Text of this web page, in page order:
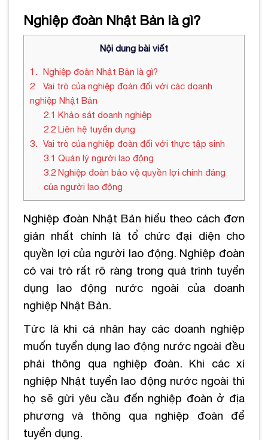
Nghiệp đoàn Nhật Bản là gì?
Nội dung bài viết
1
Nghiệp đoàn Nhật Bản là gì?
2
Vai trò của nghiệp đoàn đối với các doanh
nghiệp Nhật Bản
2.1 Khảo sát doanh nghiệp
2.2Liên hệ tuyển dụng
3
Vai trò của nghiệp đoàn đối với thực tập sinh
3.1 Quản lý người lao động
3.2Nghiệp đoàn bảo vệ quyền lợi chính đáng
của người lao động
Nghiệp đoàn Nhật Bản hiểu theo cách đơn
giản nhất chính là tổ chức đại diện cho
quyền lợi của người lao động. Nghiệp đoàn
có vai trò rất rõ ràng trong quá trình tuyển
dụng lao động nước ngoài của doanh
nghiệp Nhật Bản.
Tức là khi cá nhân hay các doanh nghiệp
muốn tuyển dụng lao động nước ngoài đều
phải thông qua nghiệp đoàn. Khi các xí
nghiệp Nhật tuyển lao động nước ngoài thì
họ sẽ gửi yêu cầu đến nghiệp đoàn ở địa
phương và thông qua nghiệp đoàn để
tuyển dụng.